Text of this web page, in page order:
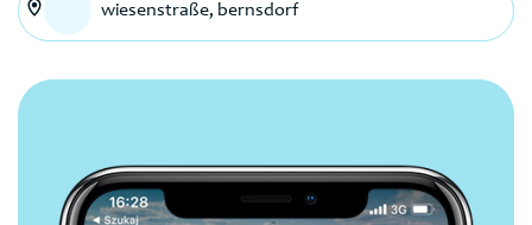
wiesenstraße, bernsdorf